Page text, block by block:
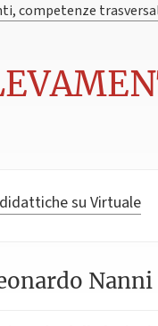
competenze
su Virtuale
Nanni